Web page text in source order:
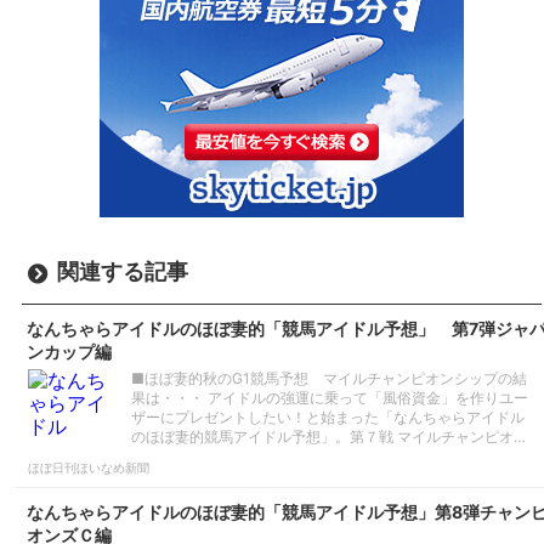
関連する記事
なんちゃらアイドルのほぼ妻的「競馬アイドル予想」 第7弾ジャ
ンカップ編
■ほぼ妻的秋のG1競馬予想 マイルチャンピオンシップの結
果は・・・ アイドルの強運に乗って「風俗資金」を作りユー
ザーにプレゼントしたい！と始まった「なんちゃらアイドル
のほぼ妻的競馬アイドル予想」。第７戦 マイルチャンピオ…
ほぼ日刊ほいなめ新聞
なんちゃらアイドルのほぼ妻的「競馬アイドル予想」第8弾チャン
オンズＣ編